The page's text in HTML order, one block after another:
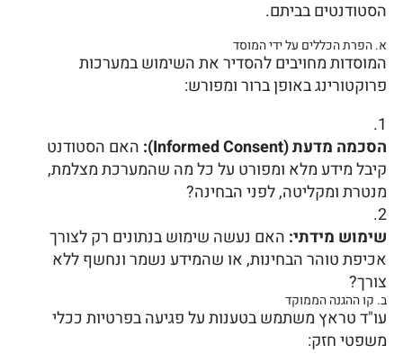
הסטודנטים בביתם.
א. הפרת הכללים על ידי המוסד
המוסדות מחויבים להסדיר את השימוש במערכות
פרוקטורינג באופן ברור ומפורש:
הסכמה מדעת (Informed Consent):
האם הסטודנט
קיבל מידע מלא ומפורט על כל מה שהמערכת מצלמת,
מנטרת ומקליטה, לפני הבחינה?
שימוש מידתי: האם נעשה שימוש בנתונים רק לצורך
אכיפת טוהר הבחינות, או שהמידע נשמר ונחשף ללא
צורך?
ב. קו ההגנה הממוקד
עו"ד טראץ משתמש בטענות על פגיעה בפרטיות ככלי
משפטי חזק: